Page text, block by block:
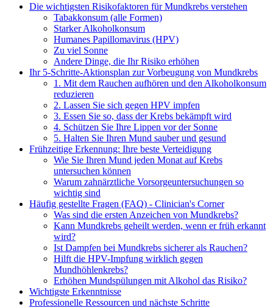
Die wichtigsten Risikofaktoren für Mundkrebs verstehen
Tabakkonsum (alle Formen)
Starker Alkoholkonsum
Humanes Papillomavirus (HPV)
Zu viel Sonne
Andere Dinge, die Ihr Risiko erhöhen
Ihr 5-Schritte-Aktionsplan zur Vorbeugung von Mundkrebs
1. Mit dem Rauchen aufhören und den Alkoholkonsum
reduzieren
2. Lassen Sie sich gegen HPV impfen
3. Essen Sie so, dass der Krebs bekämpft wird
4. Schützen Sie Ihre Lippen vor der Sonne
5. Halten Sie Ihren Mund sauber und gesund
Frühzeitige Erkennung: Ihre beste Verteidigung
Wie Sie Ihren Mund jeden Monat auf Krebs
untersuchen können
Warum zahnärztliche Vorsorgeuntersuchungen so
wichtig sind
Häufig gestellte Fragen (FAQ) - Clinician's Corner
Was sind die ersten Anzeichen von Mundkrebs?
Kann Mundkrebs geheilt werden, wenn er früh erkannt
wird?
Ist Dampfen bei Mundkrebs sicherer als Rauchen?
Hilft die HPV-Impfung wirklich gegen
Mundhöhlenkrebs?
Erhöhen Mundspülungen mit Alkohol das Risiko?
Wichtigste Erkenntnisse
Professionelle Ressourcen und nächste Schritte